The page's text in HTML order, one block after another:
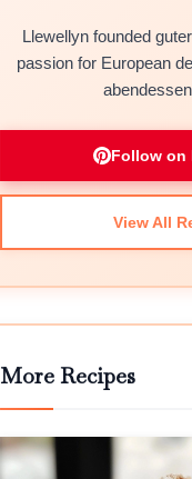
Llewellyn founded
passion for European
Follow on
View All
More Recipes